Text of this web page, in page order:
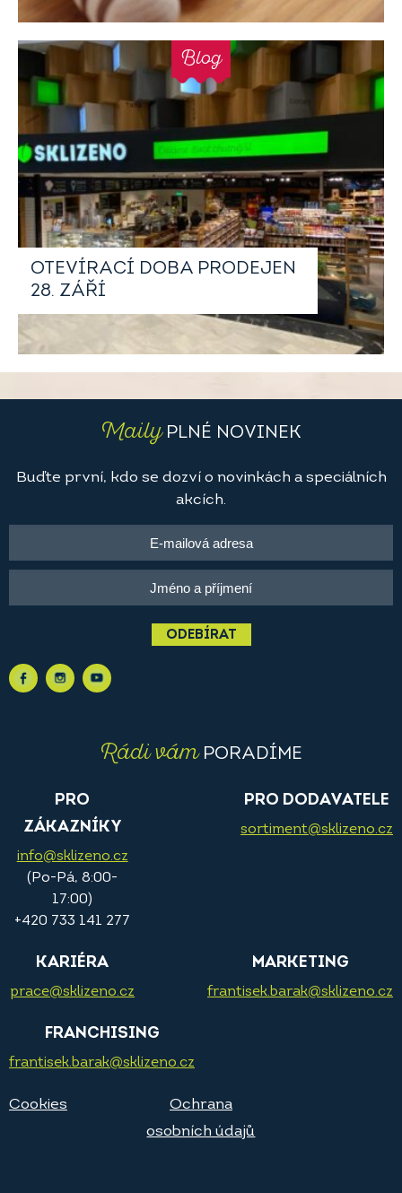
OTEVÍRACÍ DOBA PRODEJEN
28. ZÁŘÍ
Blog
MailyPLNÉ NOVINEK
Buďte první, kdo se dozví o novinkách a speciálních
akcích.
ODEBÍRAT
Rádi vámPORADÍME
PRO
ZÁKAZNÍKY
info@sklizeno.cz
(Po-Pá, 8:00-
17:00)
+420 733 141 277
PRO DODAVATELE
sortiment@sklizeno.cz
KARIÉRA
prace@sklizeno.cz
MARKETING
frantisek.barak@sklizeno.cz
FRANCHISING
frantisek.barak@sklizeno.cz
Cookies
Ochrana
osobních údajů